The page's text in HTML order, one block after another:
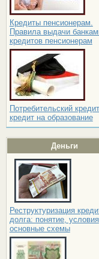
Кредиты пенсионерам.
Правила выдачи
кредитов пенсионерам
Потребительский
кредит на образование
Деньги
Реструктуризация
долга: понятие,
основные схемы